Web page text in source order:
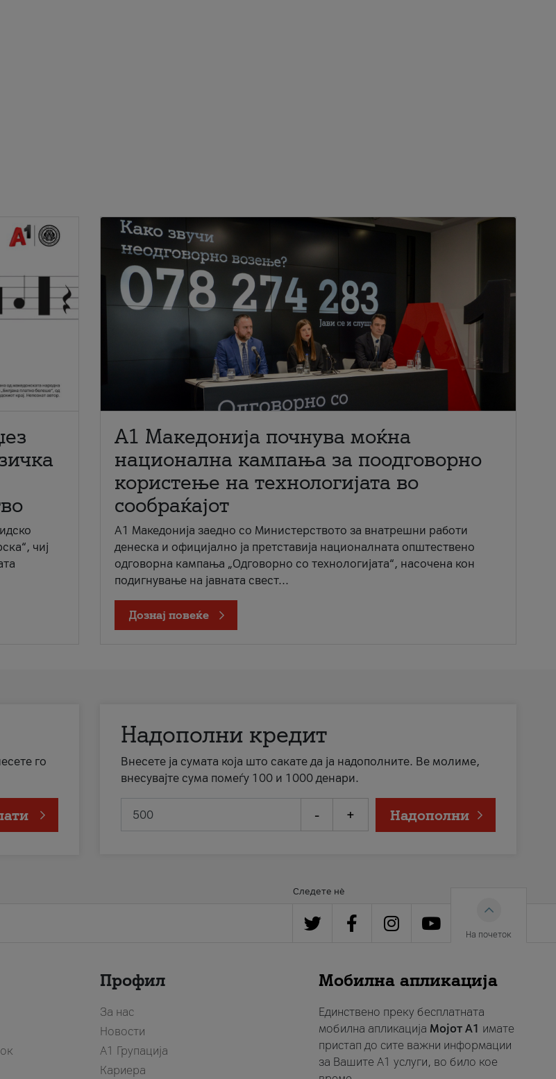
чиј
A1 Македонија почнува моќна
национална кампања за поодговорно
користење на технологијата во
сообраќајот
A1 Македонија заедно со Министерството за внатрешни работи
денеска и официјално ја претставија националната општествено
одговорна кампања „Одговорно со технологијата“, насочена кон
подигнување на јавната свест...
Дознај повеќе
го
Надополни кредит
Внесете ја сумата која што сакате да ја надополните. Ве молиме,
внесувајте сума помеѓу 100 и 1000 денари.
- + Надополни
Следете нè
На почеток
Профил
За нас
Новости
А1 Групација
Кариера
Мобилна апликација
Единствено преку бесплатната
мобилна апликација Мојот A1 имате
пристап до сите важни информации
за Вашите A1 услуги, во било кое